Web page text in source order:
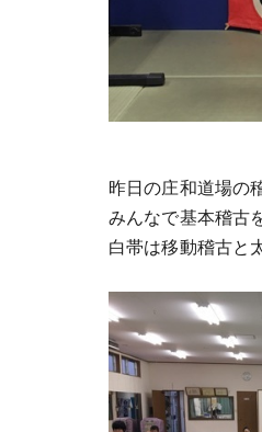
昨日の庄和道場の
みんなで基本稽古
白帯は移動稽古と